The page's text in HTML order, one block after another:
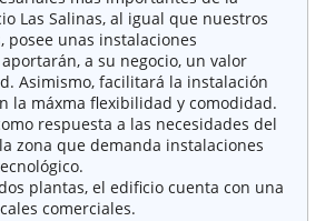
Las Salinas, al igual que nuestros
posee unas instalaciones
a su negocio, un valor
Asimismo, facilitará la instalación
la máxma flexibilidad y comodidad.
respuesta a las necesidades del
zona que demanda instalaciones
plantas, el edificio cuenta con una
comerciales.